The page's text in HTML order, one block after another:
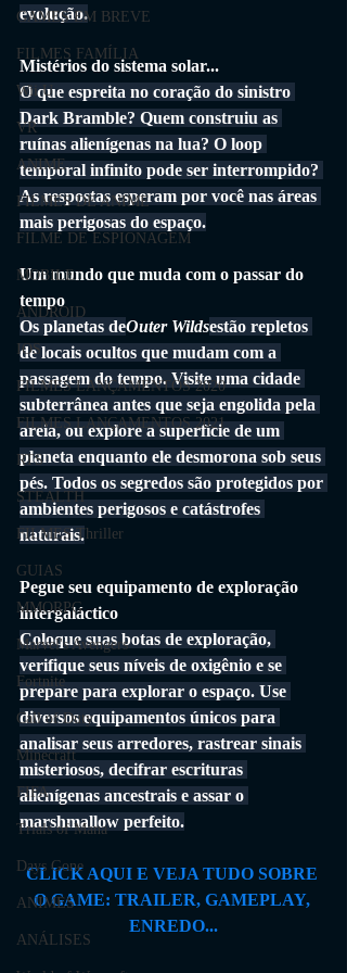
GAMES EM BREVE
FILMES FAMÍLIA
Wii U
VR
ANIME
FILMES DE ANIME
FILME DE ESPIONAGEM
MOBILE
ANDROID
IOS
FILMES LANÇAMENTOS 2020
FILMES LANÇAMENTOS 2021
RTS
STEALTH
FILMES Thriller
GUIAS
MMORPG
Marvel's Avengers
Fortnite
Call of Duty
Minecraft
FIFA
Trials of Mana
Days Gone
ANIMES
ANÁLISES
evolução.
Mistérios do sistema solar...
O que espreita no coração do sinistro
Dark Bramble? Quem construiu as
ruínas alienígenas na lua? O loop
temporal infinito pode ser interrompido?
As respostas esperam por você nas áreas
mais perigosas do espaço.
Um mundo que muda com o passar do
tempo
Os planetas deOuter Wildsestão repletos
de locais ocultos que mudam com a
passagem do tempo. Visite uma cidade
subterrânea antes que seja engolida pela
areia, ou explore a superfície de um
planeta enquanto ele desmorona sob seus
pés. Todos os segredos são protegidos por
ambientes perigosos e catástrofes
naturais.
Pegue seu equipamento de exploração
intergaláctico
Coloque suas botas de exploração,
verifique seus níveis de oxigênio e se
prepare para explorar o espaço. Use
diversos equipamentos únicos para
analisar seus arredores, rastrear sinais
misteriosos, decifrar escrituras
alienígenas ancestrais e assar o
marshmallow perfeito.
CLICK AQUI E VEJA TUDO SOBRE
O GAME: TRAILER, GAMEPLAY,
ENREDO...